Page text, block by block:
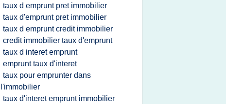
taux d emprunt pret immobilier
taux d'emprunt pret immobilier
taux d emprunt credit immobilier
credit immobilier taux d'emprunt
taux d interet emprunt
emprunt taux d'interet
taux pour emprunter dans
l'immobilier
taux d'interet emprunt immobilier